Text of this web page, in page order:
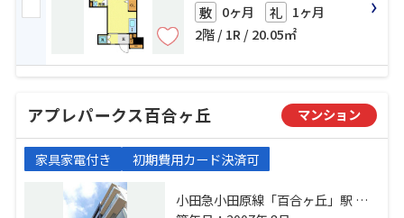
敷 0ヶ月 礼 1ヶ月
2階 / 1R / 20.05㎡
アプレパークス百合ヶ丘 マンション
家具家電付き 初期費用カード決済可
小田急小田原線「百合ヶ丘」駅 徒